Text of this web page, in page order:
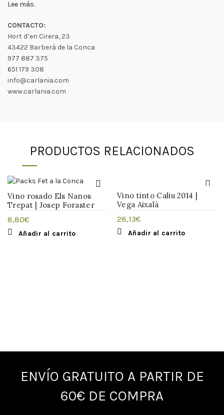
Lee más.
CONTACTO:
Hort d’en Cirera, 23
43422 Barberà de la Conca
977 887 375
651 179 308
info@carlania.com
www.carlania.com
PRODUCTOS RELACIONADOS
Vino rosado Els Nanos
Trepat | Josep Foraster
8,80€
Añadir al carrito
Vino tinto Caliu 2014 |
Vega Aixalà
28,13€
Añadir al carrito
ENVÍO GRATUITO A PARTIR DE
60€ DE COMPRA